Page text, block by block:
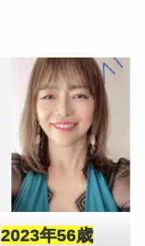
2023年56歳